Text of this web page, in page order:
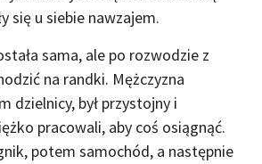
się u siebie nawzajem.
sama, ale po rozwodzie z
na randki. Mężczyzna
dzielnicy, był przystojny i
pracowali, aby coś osiągnąć.
potem samochód, a następnie